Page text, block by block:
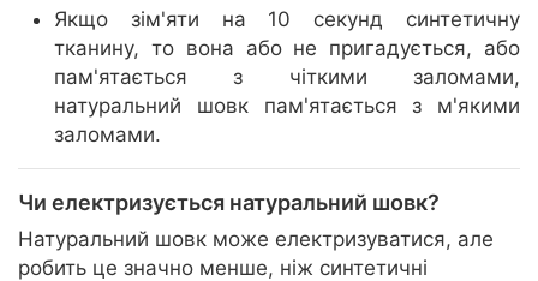
Якщо зім'яти на 10 секунд синтетичну
тканину, то вона або не пригадується, або
пам'ятається з чіткими заломами,
натуральний шовк пам'ятається з м'якими
заломами.
Чи електризується натуральний шовк?
Натуральний шовк може електризуватися, але
робить це значно менше, ніж синтетичні